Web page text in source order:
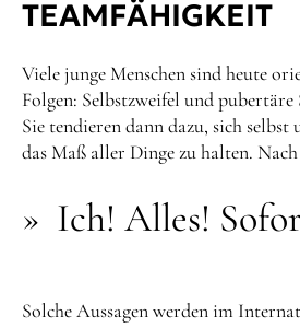
TEAMFÄHIGKEIT
Viele junge Menschen sind heute
Folgen: Selbstzweifel und pubertäre
Sie tendieren dann dazu, sich
das Maß aller Dinge zu halten.
Ich! Alles!
Solche Aussagen werden im